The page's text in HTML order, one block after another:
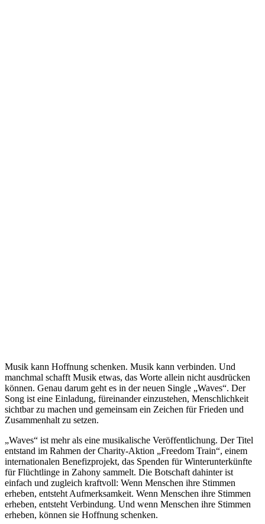
Musik kann Hoffnung schenken. Musik kann verbinden. Und
manchmal schafft Musik etwas, das Worte allein nicht ausdrücken
können. Genau darum geht es in der neuen Single „Waves“. Der
Song ist eine Einladung, füreinander einzustehen, Menschlichkeit
sichtbar zu machen und gemeinsam ein Zeichen für Frieden und
Zusammenhalt zu setzen.
„Waves“ ist mehr als eine musikalische Veröffentlichung. Der Titel
entstand im Rahmen der Charity-Aktion „Freedom Train“, einem
internationalen Benefizprojekt, das Spenden für Winterunterkünfte
für Flüchtlinge in Zahony sammelt. Die Botschaft dahinter ist
einfach und zugleich kraftvoll: Wenn Menschen ihre Stimmen
erheben, entsteht Aufmerksamkeit. Wenn Menschen ihre Stimmen
erheben, entsteht Verbindung. Und wenn Menschen ihre Stimmen
erheben, können sie Hoffnung schenken.